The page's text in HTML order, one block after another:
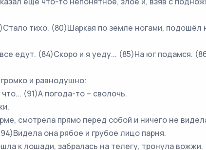
тихо. (80)Шаркая по земле ногами, подошёл
едут. (84)Скоро и я уеду... (85)На юг подамся.
и равнодушно:
(91)А погода-то – сволочь.
прямо перед собой и ничего не
она рябое и грубое лицо парня.
к лошади, забралась на телегу, тронула